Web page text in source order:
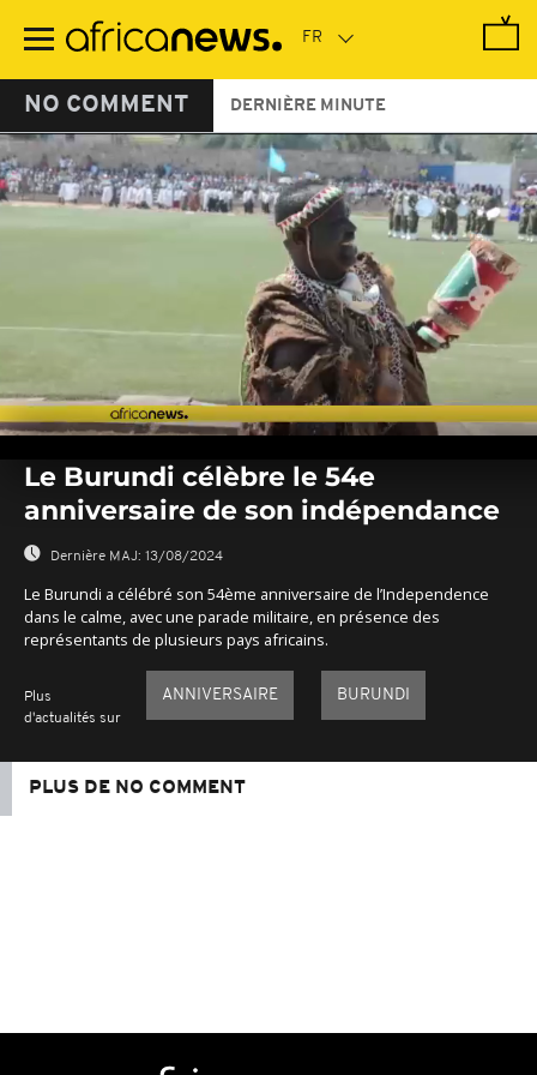
contenu
NO COMMENT DERNIÈRE MINUTE
seconds
seconds
Le Burundi célèbre le 54e
anniversaire de son indépendance
Dernière MAJ: 13/08/2024
Le Burundi a célébré son 54ème anniversaire de l’Independence
dans le calme, avec une parade militaire, en présence des
représentants de plusieurs pays africains.
Plus
d'actualités sur
ANNIVERSAIRE BURUNDI
PLUS DE NO COMMENT